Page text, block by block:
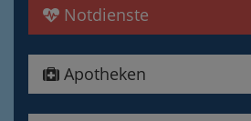
Notdienste
Apotheken